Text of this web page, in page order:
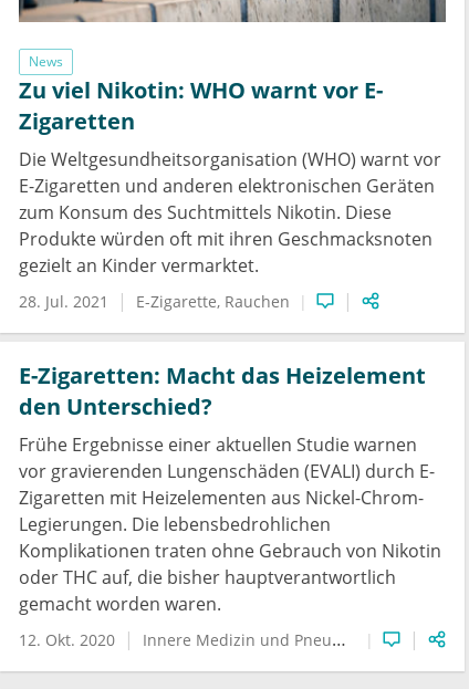
News
Zu viel Nikotin: WHO warnt vor E-
Zigaretten
Die Weltgesundheitsorganisation (WHO) warnt vor
E-Zigaretten und anderen elektronischen Geräten
zum Konsum des Suchtmittels Nikotin. Diese
Produkte würden oft mit ihren Geschmacksnoten
gezielt an Kinder vermarktet.
28. Jul. 2021 E-Zigarette Rauchen
E-Zigaretten: Macht das Heizelement
den Unterschied?
Frühe Ergebnisse einer aktuellen Studie warnen
vor gravierenden Lungenschäden (EVALI) durch E-
Zigaretten mit Heizelementen aus Nickel-Chrom-
Legierungen. Die lebensbedrohlichen
Komplikationen traten ohne Gebrauch von Nikotin
oder THC auf, die bisher hauptverantwortlich
gemacht worden waren.
12. Okt. 2020 Innere Medizin und Pneumologie E-Zigarette